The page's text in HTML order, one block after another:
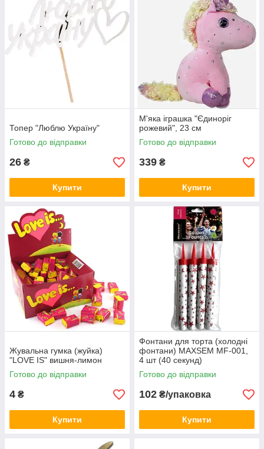
Топер "Люблю Україну"
Готово до відправки
26 ₴
Купити
М'яка іграшка "Єдиноріг
рожевий", 23 см
Готово до відправки
339 ₴
Купити
Жувальна гумка (жуйка)
"LOVE IS" вишня-лимон
Готово до відправки
4 ₴
Купити
Фонтани для торта (холодні
фонтани) MAXSEM MF-001,
4 шт (40 секунд)
Готово до відправки
102 ₴/упаковка
Купити